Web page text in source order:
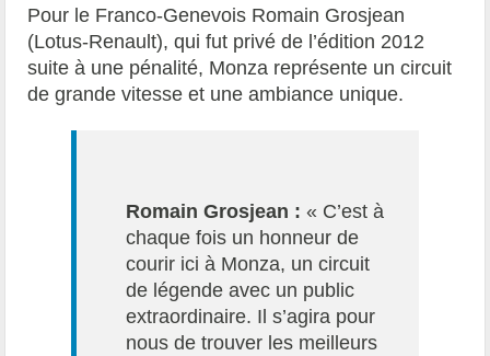
Pour le Franco-Genevois Romain Grosjean
(Lotus-Renault), qui fut privé de l’édition 2012
suite à une pénalité, Monza représente un circuit
de grande vitesse et une ambiance unique.
Romain Grosjean : « C’est à
chaque fois un honneur de
courir ici à Monza, un circuit
de légende avec un public
extraordinaire. Il s’agira pour
nous de trouver les meilleurs